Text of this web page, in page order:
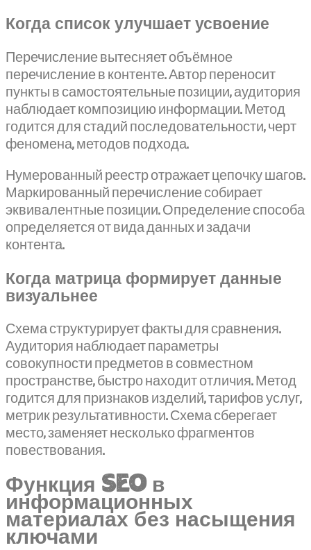
Когда список улучшает усвоение
Перечисление вытесняет объёмное
перечисление в контенте. Автор переносит
пункты в самостоятельные позиции, аудитория
наблюдает композицию информации. Метод
годится для стадий последовательности, черт
феномена, методов подхода.
Нумерованный реестр отражает цепочку шагов.
Маркированный перечисление собирает
эквивалентные позиции. Определение способа
определяется от вида данных и задачи
контента.
Когда матрица формирует данные
визуальнее
Схема структурирует факты для сравнения.
Аудитория наблюдает параметры
совокупности предметов в совместном
пространстве, быстро находит отличия. Метод
годится для признаков изделий, тарифов услуг,
метрик результативности. Схема сберегает
место, заменяет несколько фрагментов
повествования.
Функция SEO в
информационных
материалах без насыщения
ключами